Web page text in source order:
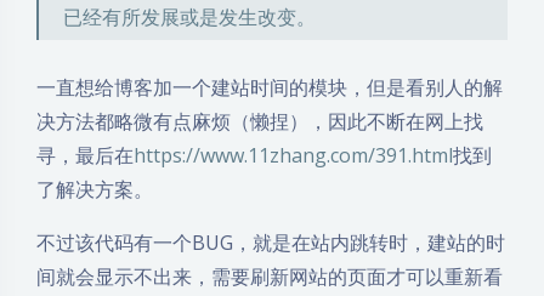
已经有所发展或是发生改变。
一直想给博客加一个建站时间的模块，但是看别人的解
决方法都略微有点麻烦（懒捏），因此不断在网上找
寻，最后在https://www.11zhang.com/391.html找到
了解决方案。
不过该代码有一个BUG，就是在站内跳转时，建站的时
间就会显示不出来，需要刷新网站的页面才可以重新看